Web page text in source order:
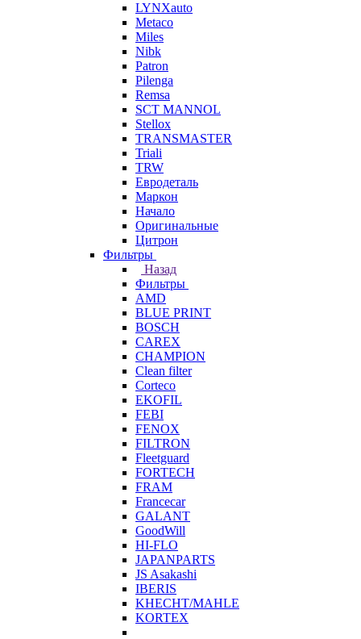
LYNXauto
Metaco
Miles
Nibk
Patron
Pilenga
Remsa
SCT MANNOL
Stellox
TRANSMASTER
Triali
TRW
Евродеталь
Маркон
Начало
Оригинальные
Цитрон
Фильтры
Назад
Фильтры
AMD
BLUE PRINT
BOSCH
CAREX
CHAMPION
Clean filter
Corteco
EKOFIL
FEBI
FENOX
FILTRON
Fleetguard
FORTECH
FRAM
Francecar
GALANT
GoodWill
HI-FLO
JAPANPARTS
JS Asakashi
IBERIS
KHECHT/MAHLE
KORTEX